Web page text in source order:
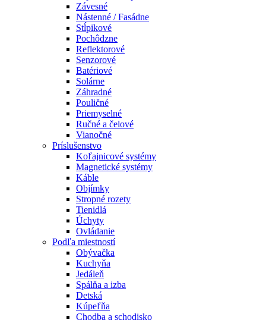
Závesné
Nástenné / Fasádne
Stĺpikové
Pochôdzne
Reflektorové
Senzorové
Batériové
Solárne
Záhradné
Pouličné
Priemyselné
Ručné a čelové
Vianočné
Príslušenstvo
Koľajnicové systémy
Magnetické systémy
Káble
Objímky
Stropné rozety
Tienidlá
Úchyty
Ovládanie
Podľa miestností
Obývačka
Kuchyňa
Jedáleň
Spálňa a izba
Detská
Kúpeľňa
Chodba a schodisko